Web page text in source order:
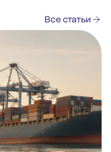
Все статьи